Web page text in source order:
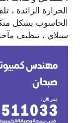
الحرارة الزائدة ،
الحاسوب بشكل
سبلاي ، تنظيف